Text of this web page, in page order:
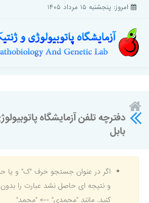
امروز: پنجشنبه ۱۵ مرداد ۱۴۰۵
دفترچه تلفن آزمایشگاه
بابل
اگر در عنوان جستجو حرف "ک" و
و نتیجه ای حاصل نشد عبارت را
کنید. مانند "محمدی" --> "محمد"